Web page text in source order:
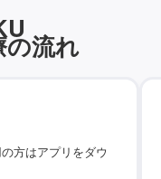
流れ
方はアプリをダウ